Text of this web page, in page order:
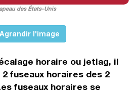
des États-Unis
Agrandir l'image
horaire ou jetlag, il
fuseaux horaires des 2
fuseaux horaires se